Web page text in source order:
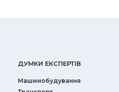
ДУМКИ ЕКСПЕРТIВ
Машинобудування